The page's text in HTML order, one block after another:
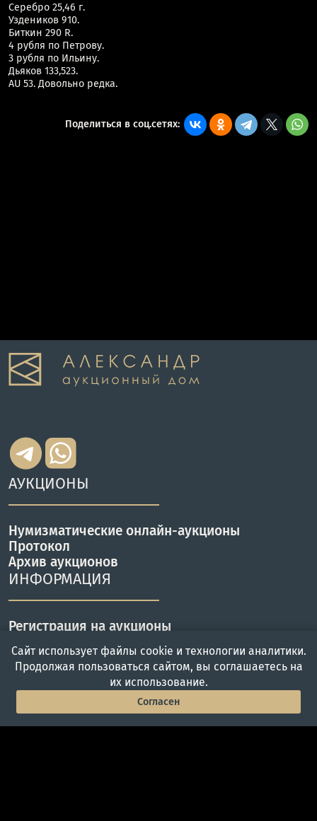
Серебро 25,46 г.
Уздеников 910.
Биткин 290 R.
4 рубля по Петрову.
3 рубля по Ильину.
Дьяков 133,523.
AU 53. Довольно редка.
Поделиться в соц.сетях:
АУКЦИОНЫ
Нумизматические онлайн-аукционы
Протокол
Архив аукционов
ИНФОРМАЦИЯ
Регистрация на аукционы
Правила аукционов
Доставка
Оплата
КОНТАКТЫ
Сайт использует файлы cookie и технологии аналитики.
Продолжая пользоваться сайтом, вы соглашаетесь на
их использование.
Согласен